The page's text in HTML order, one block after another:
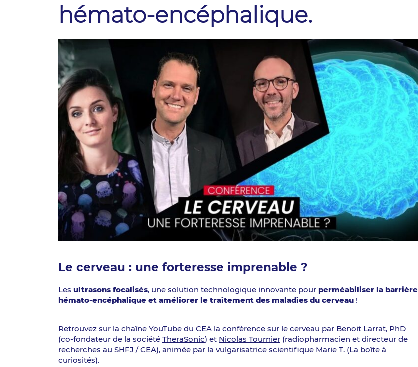
hémato-encéphalique.
Le cerveau : une forteresse imprenable ?
Les ultrasons focalisés, une solution technologique innovante pour perméabiliser la barrière
hémato-encéphalique et améliorer le traitement des maladies du cerveau !
Retrouvez sur la chaîne YouTube du CEA la conférence sur le cerveau par Benoit Larrat, PhD
(co-fondateur de la société TheraSonic) et Nicolas Tournier (radiopharmacien et directeur de
recherches au SHFJ / CEA), animée par la vulgarisatrice scientifique Marie T. (La boîte à
curiosités).